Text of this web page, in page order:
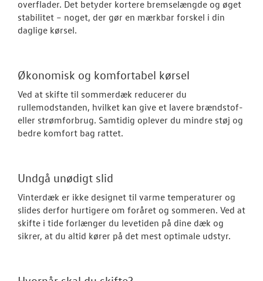
overflader. Det betyder kortere bremselængde og øget
stabilitet – noget, der gør en mærkbar forskel i din
daglige kørsel.
Økonomisk og komfortabel kørsel
Ved at skifte til sommerdæk reducerer du
rullemodstanden, hvilket kan give et lavere brændstof-
eller strømforbrug. Samtidig oplever du mindre støj og
bedre komfort bag rattet.
Undgå unødigt slid
Vinterdæk er ikke designet til varme temperaturer og
slides derfor hurtigere om foråret og sommeren. Ved at
skifte i tide forlænger du levetiden på dine dæk og
sikrer, at du altid kører på det mest optimale udstyr.